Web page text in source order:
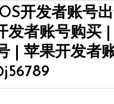
开发者账号
发者账号购买 |
| 苹果开发者